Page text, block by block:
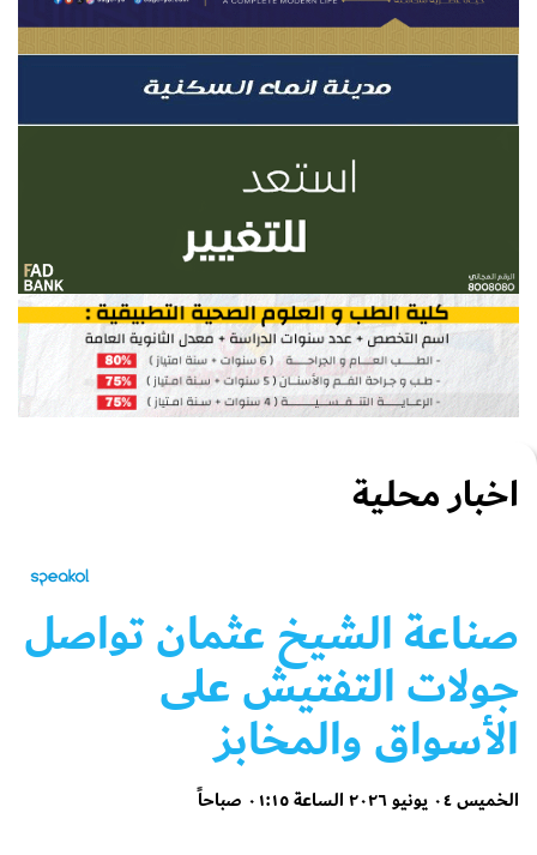
اخبار محلية
صناعة الشيخ عثمان تواصل
جولات التفتيش على
الأسواق والمخابز
الخميس ٠٤ يونيو ٢٠٢٦ الساعة ٠١:١٥ صباحاً